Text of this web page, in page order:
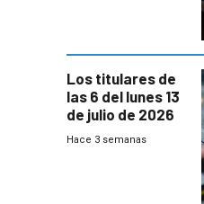
Los titulares de
las 6 del lunes 13
de julio de 2026
Hace 3 semanas